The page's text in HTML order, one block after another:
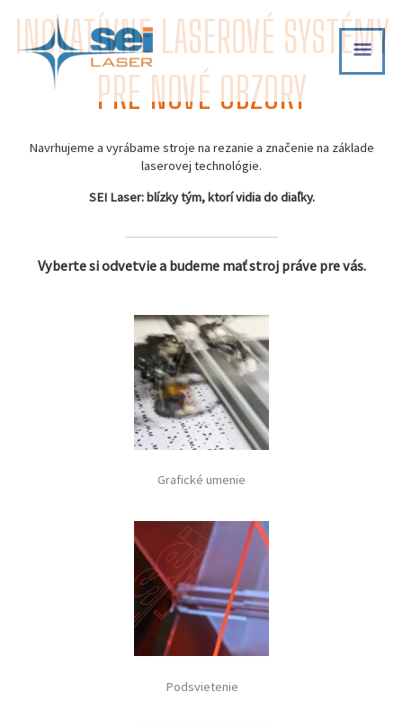
content
INOVATÍVNE LASEROVÉ SYSTÉMY
PRE NOVÉ OBZORY
Navrhujeme a vyrábame stroje na rezanie a značenie na základe
laserovej technológie.
SEI Laser: blízky tým, ktorí vidia do diaľky.
Vyberte si odvetvie a budeme mať stroj práve pre vás.
Grafické umenie
Podsvietenie